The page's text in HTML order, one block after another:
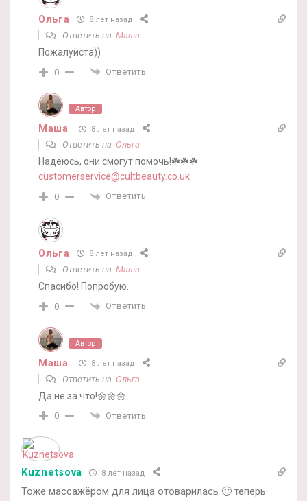
Ольга 8 лет назад
Ответить на Маша
Пожалуйста))
0 Ответить
Автор
Маша 8 лет назад
Ответить на Ольга
Надеюсь, они смогут помочь!☘️☘️☘️
customerservice@cultbeauty.co.uk
0 Ответить
Ольга 8 лет назад
Ответить на Маша
Спасибо! Попробую.
0 Ответить
Автор
Маша 8 лет назад
Ответить на Ольга
Да не за что!🌼🌼🌼
0 Ответить
Kuznetsova 8 лет назад
Тоже массажёром для лица отоварилась 🙂 теперь